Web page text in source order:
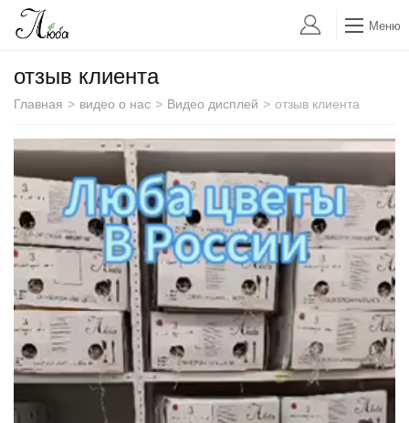
Меню
отзыв клиента
Главная > видео о нас > Видео дисплей > отзыв клиента